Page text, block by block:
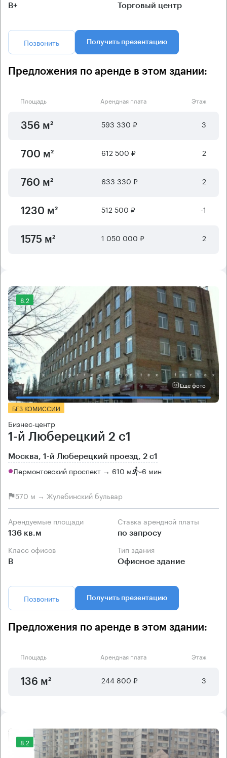
B+ Торговый центр
Позвонить Получить презентацию
Предложения по аренде в этом здании:
Площадь Арендная плата Этаж
356 м² 593 330 ₽ 3
700 м² 612 500 ₽ 2
760 м² 633 330 ₽ 2
1230 м² 512 500 ₽ -1
1575 м² 1 050 000 ₽ 2
8.2
Еще фото
БЕЗ КОМИССИИ
Бизнес-центр
1-й Люберецкий 2 с1
Москва, 1-й Люберецкий проезд, 2 с1
Лермонтовский проспект → 610 м ~6 мин
570 м → Жулебинский бульвар
Арендуемые площади
136 кв.м
Ставка арендной платы
по запросу
Класс офисов
B
Тип здания
Офисное здание
Позвонить Получить презентацию
Предложения по аренде в этом здании:
Площадь Арендная плата Этаж
136 м² 244 800 ₽ 3
8.2